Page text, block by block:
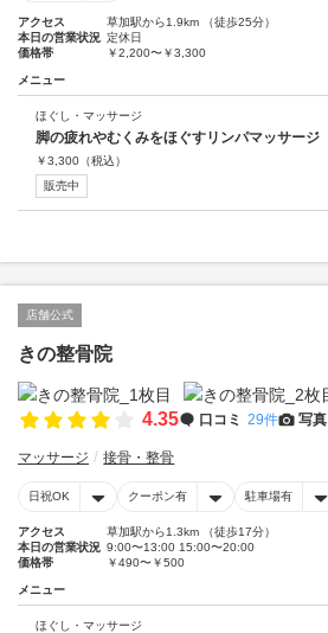
アクセス
草加駅から1.9km （徒歩25分）
本日の営業状況 定休日
価格帯
￥2,200〜￥3,300
メニュー
ほぐし・マッサージ
脚の疲れやむくみをほぐすリンパマッサージ
￥3,300 （税込）
販売中
店舗公式
きの整骨院
4.35 口コミ 29件 写真
マッサージ 接骨・整骨
日祝OK クーポン有 駐車場有
アクセス
草加駅から1.3km （徒歩17分）
本日の営業状況 9:00〜13:00 15:00〜20:00
価格帯
￥490〜￥500
メニュー
ほぐし・マッサージ